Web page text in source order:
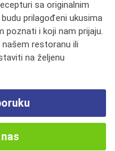
sa originalnim
prilagođeni ukusima
poznati i koji nam prijaju.
restoranu ili
na željenu